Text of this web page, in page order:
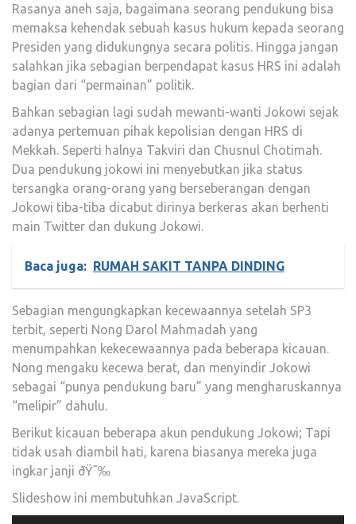
Rasanya aneh saja, bagaimana seorang pendukung bisa
memaksa kehendak sebuah kasus hukum kepada seorang
Presiden yang didukungnya secara politis. Hingga jangan
salahkan jika sebagian berpendapat kasus HRS ini adalah
bagian dari “permainan” politik.
Bahkan sebagian lagi sudah mewanti-wanti Jokowi sejak
adanya pertemuan pihak kepolisian dengan HRS di
Mekkah. Seperti halnya Takviri dan Chusnul Chotimah.
Dua pendukung jokowi ini menyebutkan jika status
tersangka orang-orang yang berseberangan dengan
Jokowi tiba-tiba dicabut dirinya berkeras akan berhenti
main Twitter dan dukung Jokowi.
Baca juga: RUMAH SAKIT TANPA DINDING
Sebagian mengungkapkan kecewaannya setelah SP3
terbit, seperti Nong Darol Mahmadah yang
menumpahkan kekecewaannya pada beberapa kicauan.
Nong mengaku kecewa berat, dan menyindir Jokowi
sebagai “punya pendukung baru” yang mengharuskannya
“melipir” dahulu.
Berikut kicauan beberapa akun pendukung Jokowi; Tapi
tidak usah diambil hati, karena biasanya mereka juga
ingkar janji ðŸ˜‰
Slideshow ini membutuhkan JavaScript.